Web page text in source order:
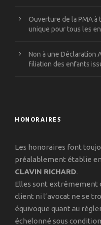
Ouverture de la PMA
unique pour tous les
Non à une Déclaration
filiation des enfants
HONORAIRES
Les honoraires font
préalablement établie
CLAVIN RICHARD.
Elles sont extrêmement
client ni l’avocat ne se
équivoque quant au
échelonné sous